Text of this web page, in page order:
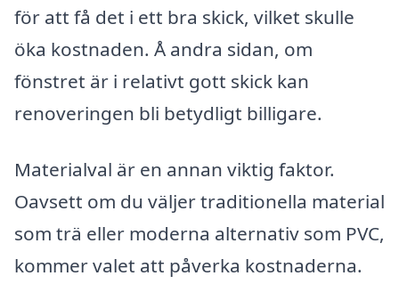
för att få det i ett bra skick, vilket skulle
öka kostnaden. Å andra sidan, om
fönstret är i relativt gott skick kan
renoveringen bli betydligt billigare.
Materialval är en annan viktig faktor.
Oavsett om du väljer traditionella material
som trä eller moderna alternativ som PVC,
kommer valet att påverka kostnaderna.